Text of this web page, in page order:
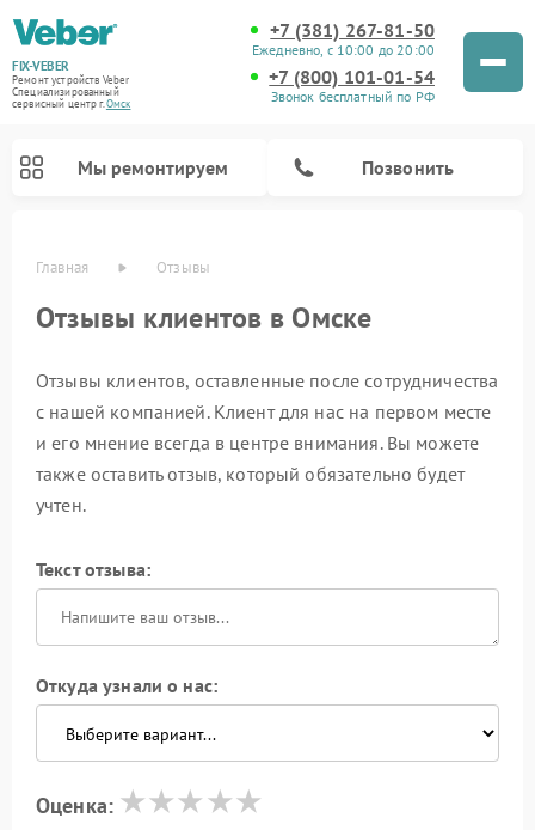
FIX-VEBER
Ремонт устройств Veber
Специализированный
cервисный центр г.Омск
+7 (381) 267-81-50
Ежедневно, с 10:00 до 20:00
+7 (800) 101-01-54
Звонок бесплатный по РФ
Мы ремонтируем Позвонить
Главная Отзывы
Отзывы клиентов в Омске
Отзывы клиентов, оставленные после сотрудничества
с нашей компанией. Клиент для нас на первом месте
и его мнение всегда в центре внимания. Вы можете
также оставить отзыв, который обязательно будет
учтен.
Текст отзыва:
Откуда узнали о нас:
Оценка: